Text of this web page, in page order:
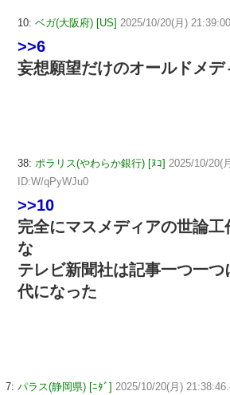
10: ベガ(大阪府) [US] 2025/10/20(月)
>>6
妄想願望だけのオールドメデ
38: ポラリス(やわらか銀行) [ﾇｺ] 2025/10/20(
ID:W/qPyWJu0
>>10
完全にマスメディアの世論工
な
テレビ新聞社は記事一つ一
代になった
7: パラス(静岡県) [ﾆﾀﾞ] 2025/10/20(月)